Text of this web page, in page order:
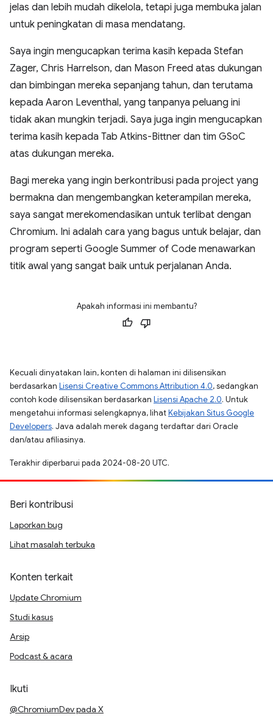
jelas dan lebih mudah dikelola, tetapi juga membuka jalan
untuk peningkatan di masa mendatang.
Saya ingin mengucapkan terima kasih kepada Stefan
Zager, Chris Harrelson, dan Mason Freed atas dukungan
dan bimbingan mereka sepanjang tahun, dan terutama
kepada Aaron Leventhal, yang tanpanya peluang ini
tidak akan mungkin terjadi. Saya juga ingin mengucapkan
terima kasih kepada Tab Atkins-Bittner dan tim GSoC
atas dukungan mereka.
Bagi mereka yang ingin berkontribusi pada project yang
bermakna dan mengembangkan keterampilan mereka,
saya sangat merekomendasikan untuk terlibat dengan
Chromium. Ini adalah cara yang bagus untuk belajar, dan
program seperti Google Summer of Code menawarkan
titik awal yang sangat baik untuk perjalanan Anda.
Apakah informasi ini membantu?
Kecuali dinyatakan lain, konten di halaman ini dilisensikan
berdasarkan Lisensi Creative Commons Attribution 4.0, sedangkan
contoh kode dilisensikan berdasarkan Lisensi Apache 2.0. Untuk
mengetahui informasi selengkapnya, lihatKebijakan Situs Google
Developers. Java adalah merek dagang terdaftar dari Oracle
dan/atau afiliasinya.
Terakhir diperbarui pada 2024-08-20 UTC.
Beri kontribusi
Laporkan bug
Lihat masalah terbuka
Konten terkait
Update Chromium
Studi kasus
Arsip
Podcast & acara
Ikuti
@ChromiumDev pada X